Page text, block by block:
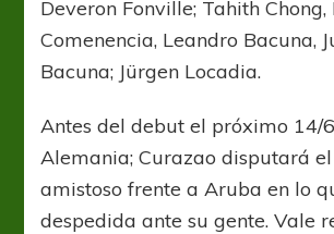
Deveron Fonville; Tahith Chong,
Comenencia, Leandro Bacuna,
Bacuna; Jürgen Locadia.
Antes del debut el próximo 14/
Alemania; Curazao disputará
amistoso frente a Aruba en lo
despedida ante su gente. Vale